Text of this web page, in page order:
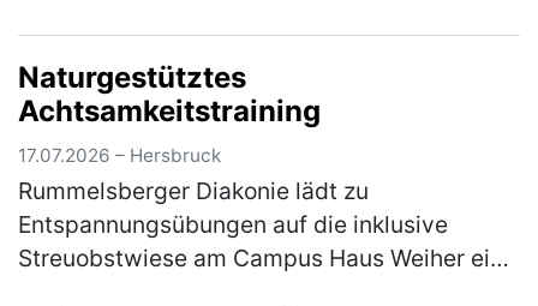
(mehr)
Naturgestütztes
Achtsamkeitstraining
17.07.2026 – Hersbruck
Rummelsberger Diakonie lädt zu
Entspannungsübungen auf die inklusive
Streuobstwiese am Campus Haus Weiher ein